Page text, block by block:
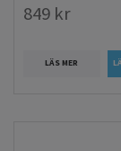
849 kr
LÄS MER